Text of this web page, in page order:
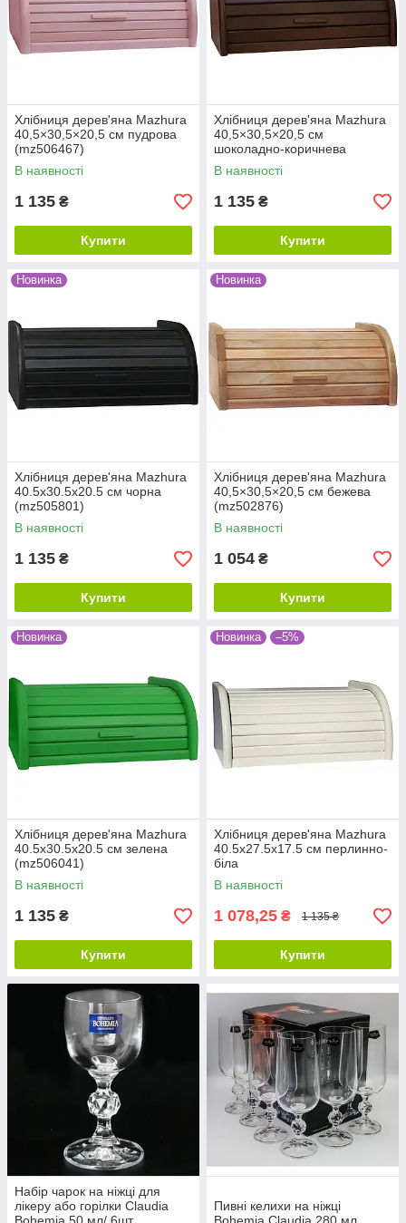
Хлібниця дерев'яна Mazhura
40,5×30,5×20,5 см пудрова
(mz506467)
В наявності
1 135 ₴
Купити
Хлібниця дерев'яна Mazhura
40,5×30,5×20,5 см
шоколадно-коричнева
(mz502877)
В наявності
1 135 ₴
Купити
Новинка
Хлібниця дерев'яна Mazhura
40.5x30.5x20.5 см чорна
(mz505801)
В наявності
1 135 ₴
Купити
Новинка
Хлібниця дерев'яна Mazhura
40,5×30,5×20,5 см бежева
(mz502876)
В наявності
1 054 ₴
Купити
Новинка
Хлібниця дерев'яна Mazhura
40.5х30.5x20.5 см зелена
(mz506041)
В наявності
1 135 ₴
Купити
Новинка –5%
Хлібниця дерев'яна Mazhura
40.5x27.5x17.5 см перлинно-
біла
В наявності
1 078,25 ₴ 1 135 ₴
Купити
Набір чарок на ніжці для
лікеру або горілки Claudia
Пивні келихи на ніжці